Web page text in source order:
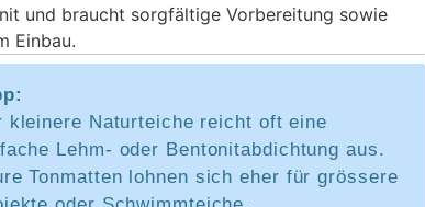
und braucht sorgfältige Vorbereitung sowie
Einbau.
kleinere Naturteiche reicht oft eine
Lehm- oder Bentonitabdichtung aus.
Tonmatten lohnen sich eher für grössere